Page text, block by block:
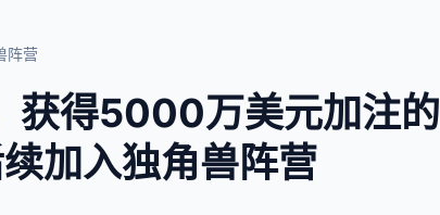
阵营
获得5000万美元加注的
加入独角兽阵营